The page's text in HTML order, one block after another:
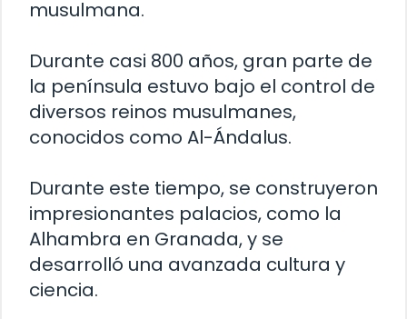
musulmana.
Durante casi 800 años, gran parte de
la península estuvo bajo el control de
diversos reinos musulmanes,
conocidos como Al-Ándalus.
Durante este tiempo, se construyeron
impresionantes palacios, como la
Alhambra en Granada, y se
desarrolló una avanzada cultura y
ciencia.